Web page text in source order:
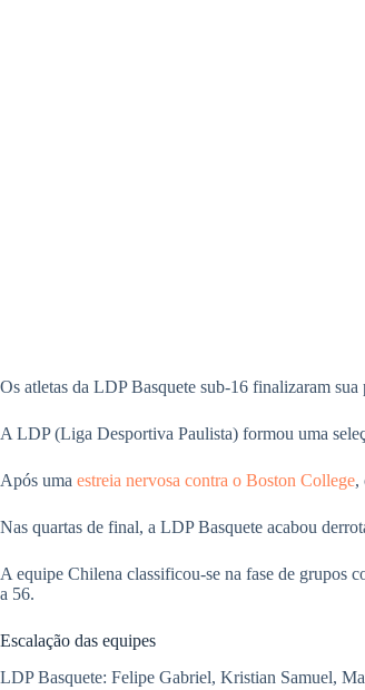
Os atletas da LDP Basquete sub-16 finalizaram sua
A LDP (Liga Desportiva Paulista) formou uma
Após uma estreia nervosa contra o Boston College,
Nas quartas de final, a LDP Basquete acabou
A equipe Chilena classificou-se na fase de grupos
a 56.
Escalação das equipes
LDP Basquete: Felipe Gabriel, Kristian Samuel,